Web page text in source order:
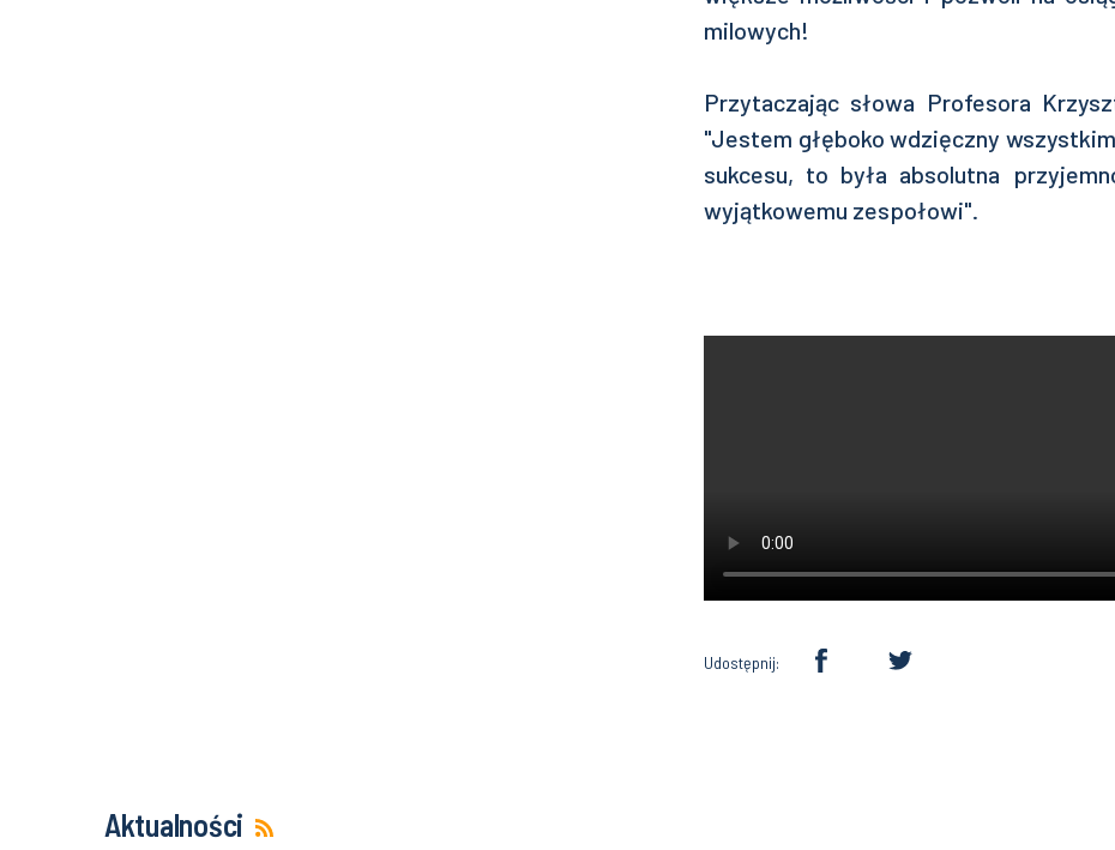
milowych!
Przytaczając słowa Profesora
"Jestem głęboko wdzięczny
sukcesu, to była absolutna
wyjątkowemu zespołowi".
Udostępnij:
Aktualności